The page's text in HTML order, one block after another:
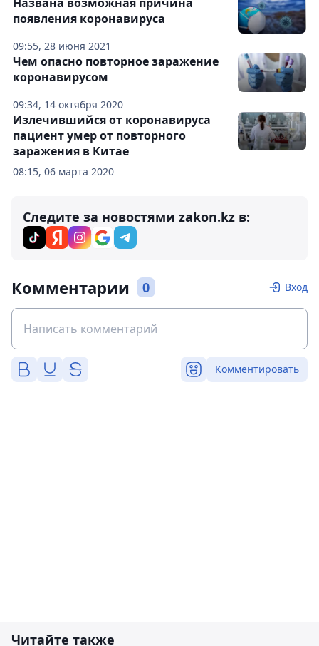
09:55, 28 июня 2021
появления коронавируса
09:34, 14 октября 2020
Чем опасно повторное заражение
коронавирусом
08:15, 06 марта 2020
Излечившийся от коронавируса
пациент умер от повторного
заражения в Китае
Следите за новостями zakon.kz в:
Комментарии 0 Вход
Комментировать
Читайте также